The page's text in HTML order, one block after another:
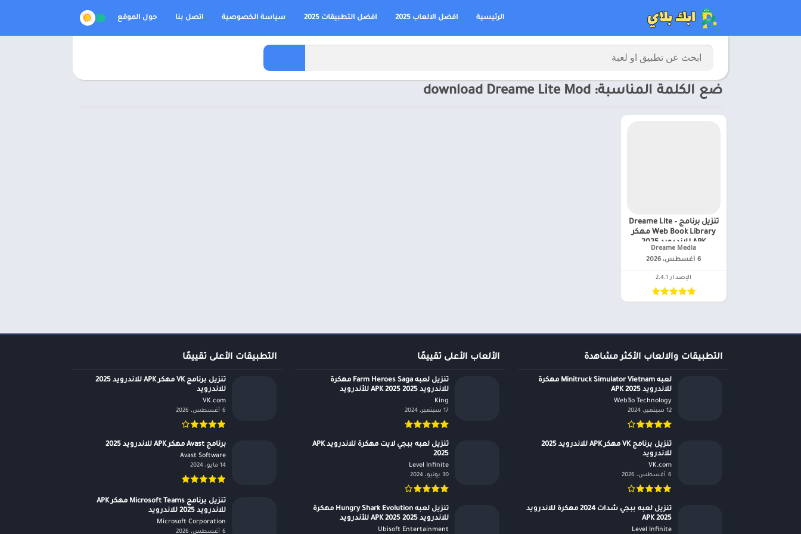
الرئيسية افضل الالعاب 2025 افضل التطبيقات 2025 سياسة الخصوصية اتصل بنا حول الموقع
ضع الكلمة المناسبة: download Dreame Lite Mod
تنزيل برنامج Dreame Lite –
Web Book Library مهكر
APK للاندرويد 2025
Dreame Media‏
6 أغسطس، 2026
الإصدار 2.4.1
التطبيقات الأعلى تقييمًا
تنزيل برنامج VK مهكر APK للاندرويد 2025
للاندرويد
VK.com‏
6 أغسطس، 2026
برنامج Avast مهكر APK للاندرويد 2025
Avast Software‏
14 مايو، 2024
تنزيل برنامج Microsoft Teams مهكر APK
للاندرويد 2025 للاندرويد
Microsoft Corporation‏
6 أغسطس، 2026
الألعاب الأعلى تقييمًا
تنزيل لعبه Farm Heroes Saga مهكرة
للاندرويد APK 2025 2025 للأندرويد
King‏
17 سبتمبر، 2024
تنزيل لعبه ببجي لايت مهكرة للاندرويد APK
2025
Level Infinite‏
30 يونيو، 2024
تنزيل لعبه Hungry Shark Evolution مهكرة
للاندرويد APK 2025 2025 للأندرويد
Ubisoft Entertainment‏
التطبيقات والالعاب الأكثر مشاهدة
لعبه Minitruck Simulator Vietnam مهكرة
للاندرويد APK 2025
Web3o Technology‏
12 سبتمبر، 2024
تنزيل برنامج VK مهكر APK للاندرويد 2025
للاندرويد
VK.com‏
6 أغسطس، 2026
تنزيل لعبه ببجي شدات 2024 مهكرة للاندرويد
APK 2025
Level Infinite‏